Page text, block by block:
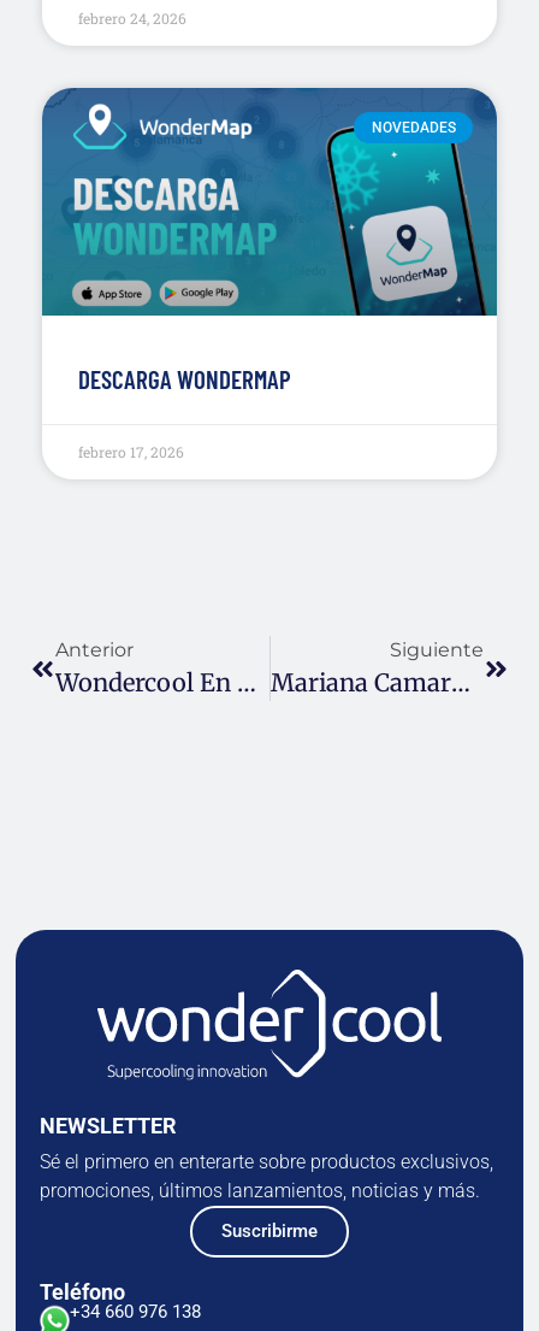
febrero 24, 2026
NOVEDADES
DESCARGA WONDERMAP
febrero 17, 2026
Anterior
Wondercool En Lo Del Comer
Siguiente
Mariana Camargo Nominada A Ejecutivo Del Año
Teléfono
+34 660 976 138
NEWSLETTER
Sé el primero en enterarte sobre productos exclusivos,
promociones, últimos lanzamientos, noticias y más.
Suscribirme